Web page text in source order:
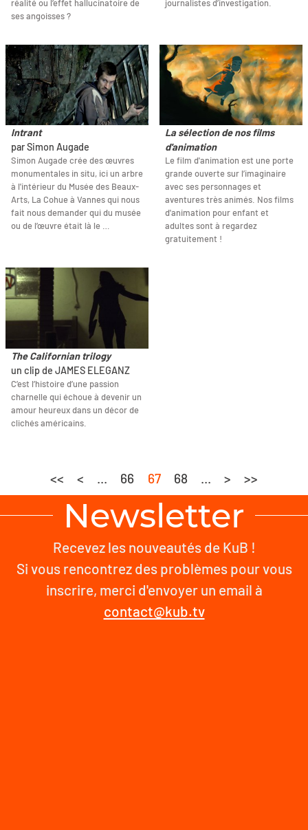
réalité ou l’effet hallucinatoire de
ses angoisses ?
journalistes d’investigation.
Intrant
par Simon Augade
Simon Augade crée des œuvres
monumentales in situ, ici un arbre
à l'intérieur du Musée des Beaux-
Arts, La Cohue à Vannes qui nous
fait nous demander qui du musée
ou de l’œuvre était là le …
La sélection de nos films
d'animation
Le film d'animation est une porte
grande ouverte sur l’imaginaire
avec ses personnages et
aventures très animés. Nos films
d'animation pour enfant et
adultes sont à regardez
gratuitement !
The Californian trilogy
un clip de JAMES ELEGANZ
C’est l’histoire d’une passion
charnelle qui échoue à devenir un
amour heureux dans un décor de
clichés américains.
<< < ... 66 67 68 ... > >>
Newsletter
Recevez les nouveautés de KuB !
Si vous rencontrez des problèmes pour vous
inscrire, merci d'envoyer un email à
contact@kub.tv